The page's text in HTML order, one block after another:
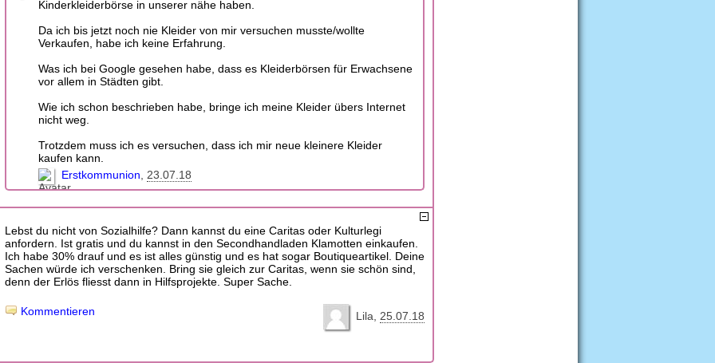
Kinderkleiderbörse in unserer nähe haben.
Da ich bis jetzt noch nie Kleider von mir versuchen musste/wollte
Verkaufen, habe ich keine Erfahrung.
Was ich bei Google gesehen habe, dass es Kleiderbörsen für Erwachsene
vor allem in Städten gibt.
Wie ich schon beschrieben habe, bringe ich meine Kleider übers Internet
nicht weg.
Trotzdem muss ich es versuchen, dass ich mir neue kleinere Kleider
kaufen kann.
Erstkommunion 23.07.18
Lebst du nicht von Sozialhilfe? Dann kannst du eine Caritas oder Kulturlegi
anfordern. Ist gratis und du kannst in den Secondhandladen Klamotten einkaufen.
Ich habe 30% drauf und es ist alles günstig und es hat sogar Boutiqueartikel. Deine
Sachen würde ich verschenken. Bring sie gleich zur Caritas, wenn sie schön sind,
denn der Erlös fliesst dann in Hilfsprojekte. Super Sache.
Lila 25.07.18
Kommentieren